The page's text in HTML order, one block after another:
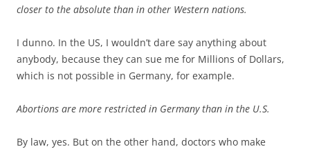
closer to the absolute than in other Western nations.
I dunno. In the US, I wouldn’t dare say anything about
anybody, because they can sue me for Millions of Dollars,
which is not possible in Germany, for example.
Abortions are more restricted in Germany than in the U.S.
By law, yes. But on the other hand, doctors who make